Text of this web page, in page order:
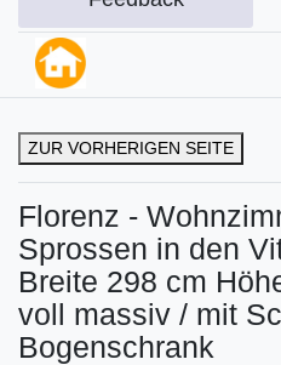
ZUR VORHERIGEN SEITE
Florenz -
Sprossen in den
Breite 298 cm
voll massiv / mit
Bogenschrank